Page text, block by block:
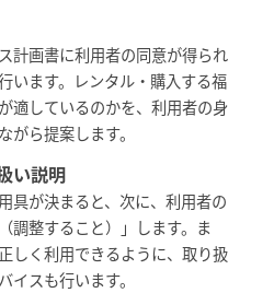
計画書に利用者の同意が得られ
います。レンタル・購入する福
適しているのかを、利用者の身
ら提案します。
い説明
具が決まると、次に、利用者の
調整すること）」します。ま
しく利用できるように、取り扱
イスも行います。